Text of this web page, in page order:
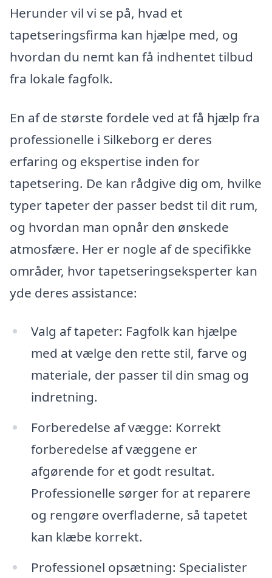
Herunder vil vi se på, hvad et
tapetseringsfirma kan hjælpe med, og
hvordan du nemt kan få indhentet tilbud
fra lokale fagfolk.
En af de største fordele ved at få hjælp fra
professionelle i Silkeborg er deres
erfaring og ekspertise inden for
tapetsering. De kan rådgive dig om, hvilke
typer tapeter der passer bedst til dit rum,
og hvordan man opnår den ønskede
atmosfære. Her er nogle af de specifikke
områder, hvor tapetseringseksperter kan
yde deres assistance:
Valg af tapeter: Fagfolk kan hjælpe
med at vælge den rette stil, farve og
materiale, der passer til din smag og
indretning.
Forberedelse af vægge: Korrekt
forberedelse af væggene er
afgørende for et godt resultat.
Professionelle sørger for at reparere
og rengøre overfladerne, så tapetet
kan klæbe korrekt.
Professionel opsætning: Specialister